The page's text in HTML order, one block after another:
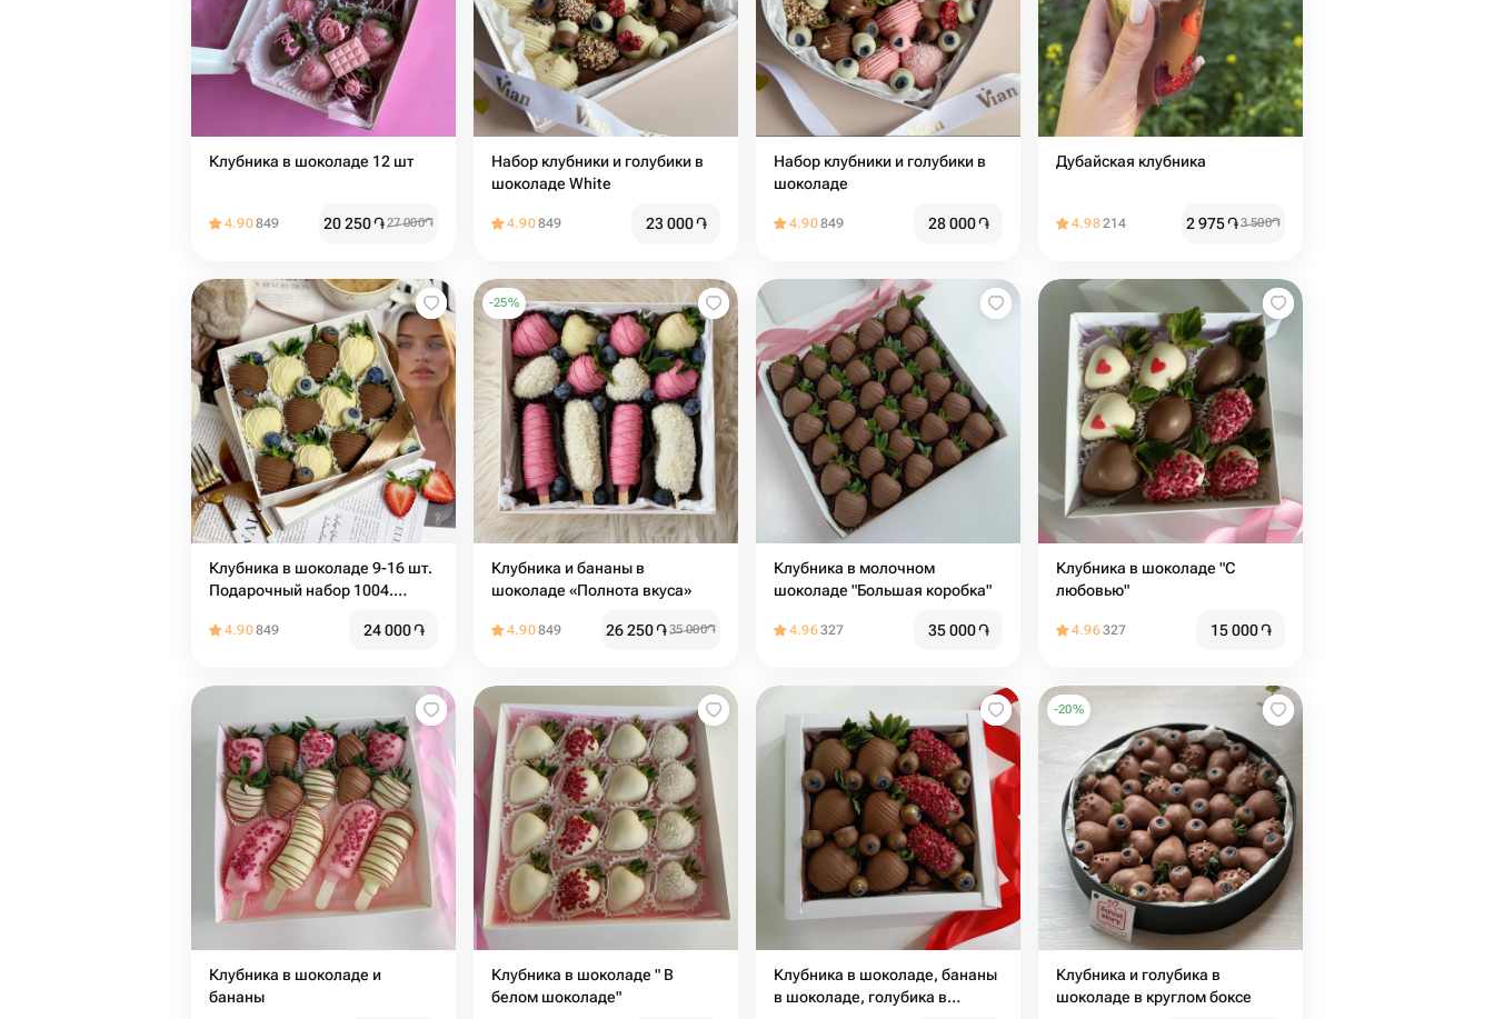
Клубника в шоколаде 12 шт
4.90849 20 250֏27 000֏
Набор клубники и голубики в
шоколаде White
4.90849 23 000֏
Набор клубники и голубики в
шоколаде
4.90849 28 000֏
Дубайская клубника
4.98214 2 975֏3 500֏
Клубника в шоколаде 9-16 шт.
Подарочный набор 1004.
4.90849 24 000֏
-25%
Клубника и бананы в
шоколаде «Полнота вкуса»
4.90849 26 250֏35 000֏
Клубника в молочном
шоколаде "Большая коробка"
4.96327 35 000֏
Клубника в шоколаде "С
любовью"
4.96327 15 000֏
Клубника в шоколаде и
бананы
Клубника в шоколаде " В
белом шоколаде"
Клубника в шоколаде, бананы
в шоколаде, голубика в
-20%
Клубника и голубика в
шоколаде в круглом боксе